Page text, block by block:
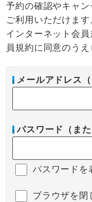
予約の確認やキャ
ご利用いただけます
インターネット会
員規約に同意のう
メールアドレス
パスワード（ま
パスワードを
ブラウザを閉